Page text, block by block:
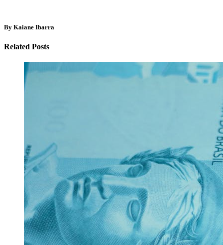
By Kaiane Ibarra
Related Posts